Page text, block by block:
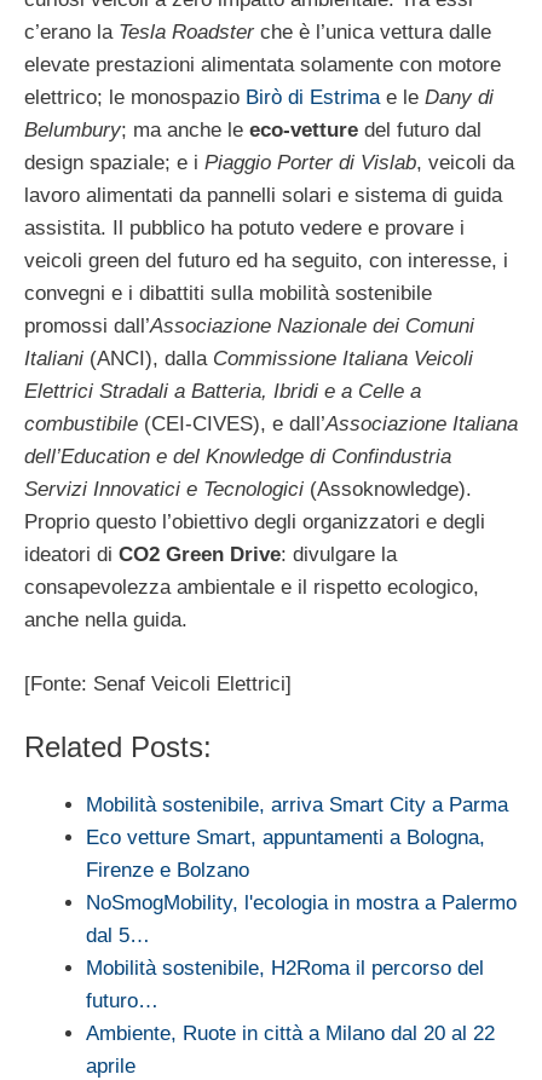
c’erano la Tesla Roadsterche è l’unica vettura dalle
elevate prestazioni alimentata solamente con motore
elettrico; le monospazio Birò di Estrimae le Dany di
Belumbury; ma anche le eco-vetture del futuro dal
design spaziale; e i Piaggio Porter di Vislab, veicoli da
lavoro alimentati da pannelli solari e sistema di guida
assistita. Il pubblico ha potuto vedere e provare i
veicoli green del futuro ed ha seguito, con interesse, i
convegni e i dibattiti sulla mobilità sostenibile
promossi dall’Associazione Nazionale dei Comuni
Italiani (ANCI), dallaCommissione Italiana Veicoli
Elettrici Stradali a Batteria, Ibridi e a Celle a
combustibile (CEI-CIVES), e dall’Associazione Italiana
dell’Education e del Knowledge di Confindustria
Servizi Innovatici e Tecnologici (Assoknowledge).
Proprio questo l’obiettivo degli organizzatori e degli
ideatori di CO2 Green Drive: divulgare la
consapevolezza ambientale e il rispetto ecologico,
anche nella guida.
[Fonte: Senaf Veicoli Elettrici]
Related Posts:
Mobilità sostenibile, arriva Smart City a Parma
Eco vetture Smart, appuntamenti a Bologna,
Firenze e Bolzano
NoSmogMobility, l'ecologia in mostra a Palermo
dal 5…
Mobilità sostenibile, H2Roma il percorso del
futuro…
Ambiente, Ruote in città a Milano dal 20 al 22
aprile